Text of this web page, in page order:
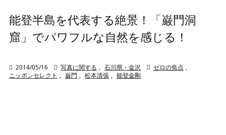
能登半島を代表する絶景！「巌門洞
窟」でパワフルな自然を感じる！
 2014/05/16  写真に関する , 石川県・金沢  ゼロの焦点 ,
ニッポンセレクト , 巌門 , 松本清張 , 能登金剛